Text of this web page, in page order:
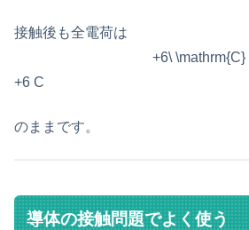
接触後も全電荷は
+6\ \mathrm{C}
+6 C
のままです。
導体の接触問題でよく使う